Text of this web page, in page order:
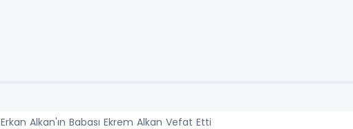
Erkan Alkan'ın Babası Ekrem Alkan Vefat Etti